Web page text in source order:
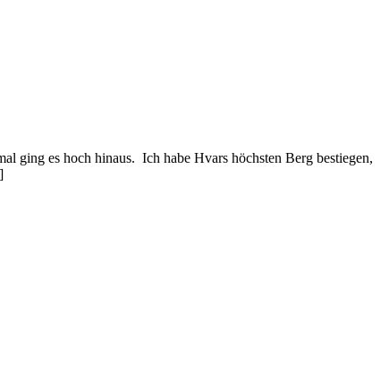
ging es hoch hinaus. Ich habe Hvars höchsten Berg bestiegen,